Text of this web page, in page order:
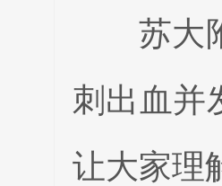
苏大附
刺出血并
让大家理